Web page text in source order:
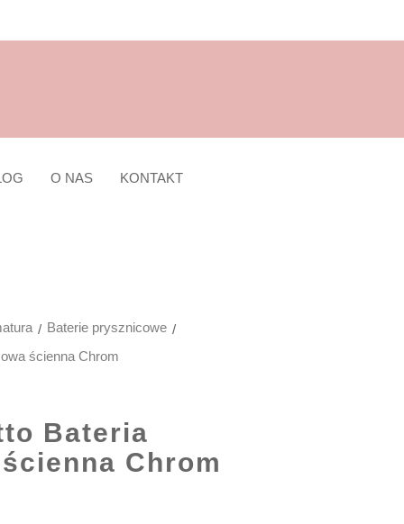
O NAS KONTAKT
Baterie prysznicowe
ścienna Chrom
Bateria
Chrom